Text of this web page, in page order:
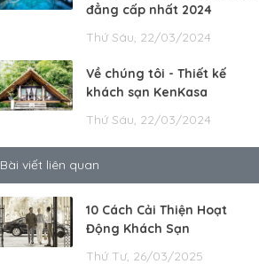
đẳng cấp nhất 2024
Thứ Sáu, 22/03/2024
Về chúng tôi - Thiết kế
khách sạn KenKasa
Thứ Sáu, 22/03/2024
Bài viết liên quan
10 Cách Cải Thiện Hoạt
Động Khách Sạn
Thứ Tư, 26/03/2025